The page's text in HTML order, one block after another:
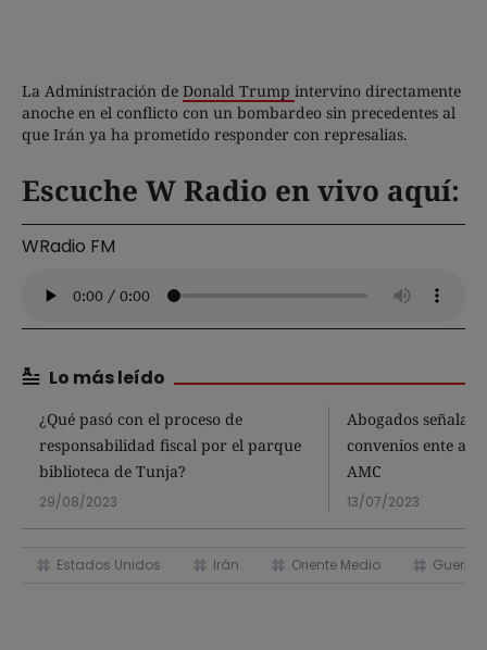
La Administración de Donald Trump intervino directamente
anoche en el conflicto con un bombardeo sin precedentes al
que Irán ya ha prometido responder con represalias.
Escuche W Radio en vivo aquí:
WRadio FM
Lo más leído
¿Qué pasó con el proceso de
responsabilidad fiscal por el parque
biblioteca de Tunja?
29/08/2023
Abogados
convenios ente
AMC
13/07/2023
Estados Unidos Irán Oriente Medio Guerra